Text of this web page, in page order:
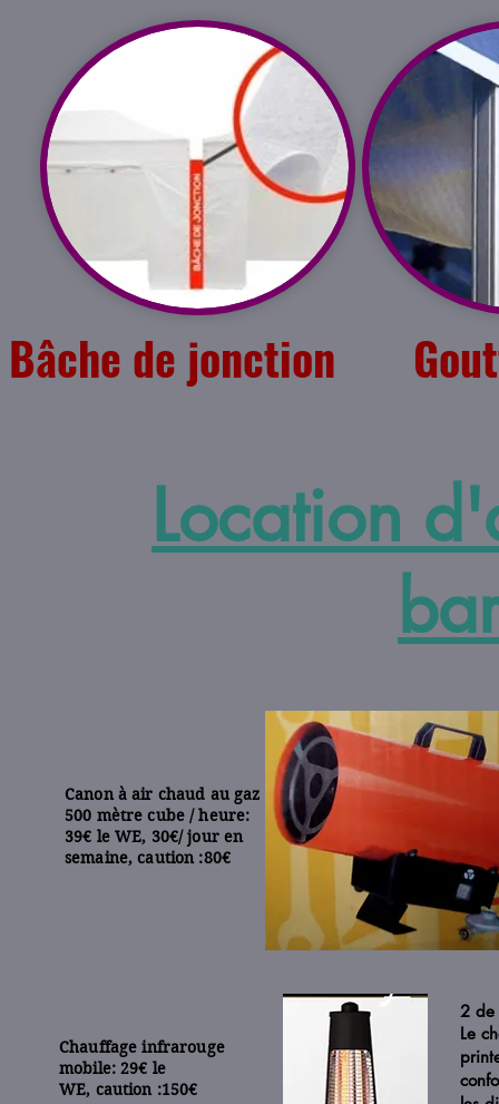
Bâche de jonction
Location
Canon à air chaud au gaz
500 mètre cube / heure:
39€ le WE, 30€/ jour en
semaine,caution :80€
Chauffage infrarouge
mobile: 29€ le
WE, caution :150€
2
Le